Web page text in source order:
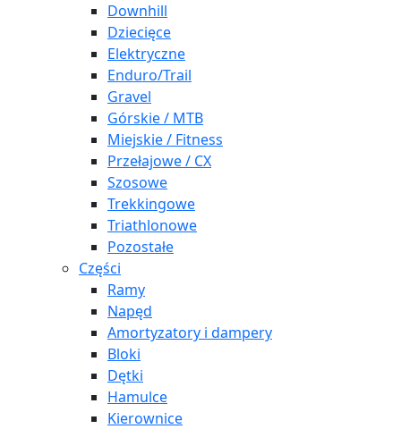
Downhill
Dziecięce
Elektryczne
Enduro/Trail
Gravel
Górskie / MTB
Miejskie / Fitness
Przełajowe / CX
Szosowe
Trekkingowe
Triathlonowe
Pozostałe
Części
Ramy
Napęd
Amortyzatory i dampery
Bloki
Dętki
Hamulce
Kierownice